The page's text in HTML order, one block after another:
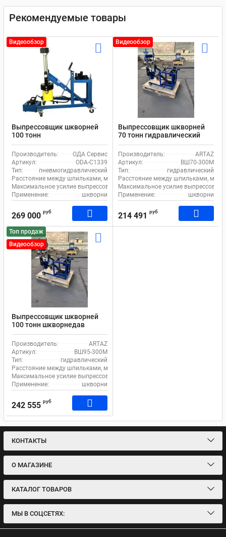
Рекомендуемые товары
Видеообзор
Выпрессовщик шкворней
100 тонн
пневмогидравлический
шкворнедав для
грузовиков на тележке ОДА
Сервис ODA-C1339, с
педалью
Производитель:
ОДА Сервис
Артикул:
ODA-C1339
Тип:
пневмогидравлический
Расстояние между шпильками, мм:
260
Максимальное усилие выпрессовщика, т: 100
Применение:
шкворни
269 000 руб
Видеообзор
Выпрессовщик шкворней
70 тонн гидравлический
шкворнедав для
грузовиков на тележке
ВШ70-300М с ручным
насосом
Производитель:
ARTAZ
Артикул:
ВШ70-300М
Тип:
гидравлический
Расстояние между шпильками, мм:
Максимальное усилие
Применение:
шкворни
214 491 руб
Топ продаж
Видеообзор
Выпрессовщик шкворней
100 тонн шкворнедав
гидравлический с ручным
насосом для грузовиков на
тележке ВШ95-300М
Производитель:
ARTAZ
Артикул:
ВШ95-300М
Тип:
гидравлический
Расстояние между шпильками, мм:
Максимальное усилие выпрессовщика, т:
Применение:
шкворни
242 555 руб
КОНТАКТЫ
О МАГАЗИНЕ
КАТАЛОГ ТОВАРОВ
МЫ В СОЦСЕТЯХ: